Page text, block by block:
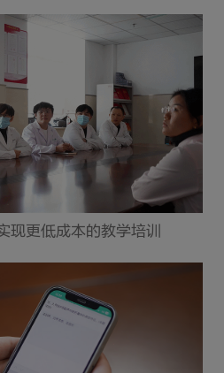
现更低成本的教学培训